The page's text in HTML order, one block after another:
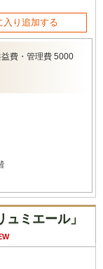
入り追加する
費・管理費 5000
ミエール」